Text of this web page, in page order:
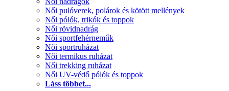
Női pulóverek, polárok és kötött mellények
Női pólók, trikók és toppok
Női rövidnadrág
Női sportfehérneműk
Női sportruházat
Női termikus ruházat
Női trekking ruházat
Női UV-védő pólók és toppok
Láss többet...